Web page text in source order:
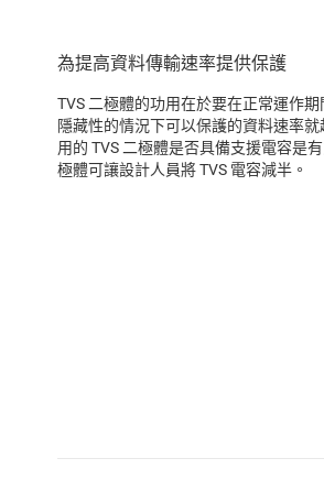
為提高資料傳輸速率提供保護
TVS 二極體的功用在於要在正常運作
隱藏性的情況下可以保護的資料速率
用的 TVS 二極體是否具備支援電容是
極體可讓設計人員將 TVS 電容減半。